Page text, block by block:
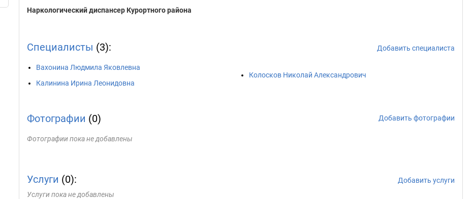
Наркологический диспансер Курортного района
Специалисты (3): Добавить специалиста
Вахонина Людмила Яковлевна
Калинина Ирина Леонидовна
Колосков Николай Александрович
Фотографии (0) Добавить фотографии
Фотографии пока не добавлены
Услуги (0):
Добавить услуги
Услуги пока не добавлены